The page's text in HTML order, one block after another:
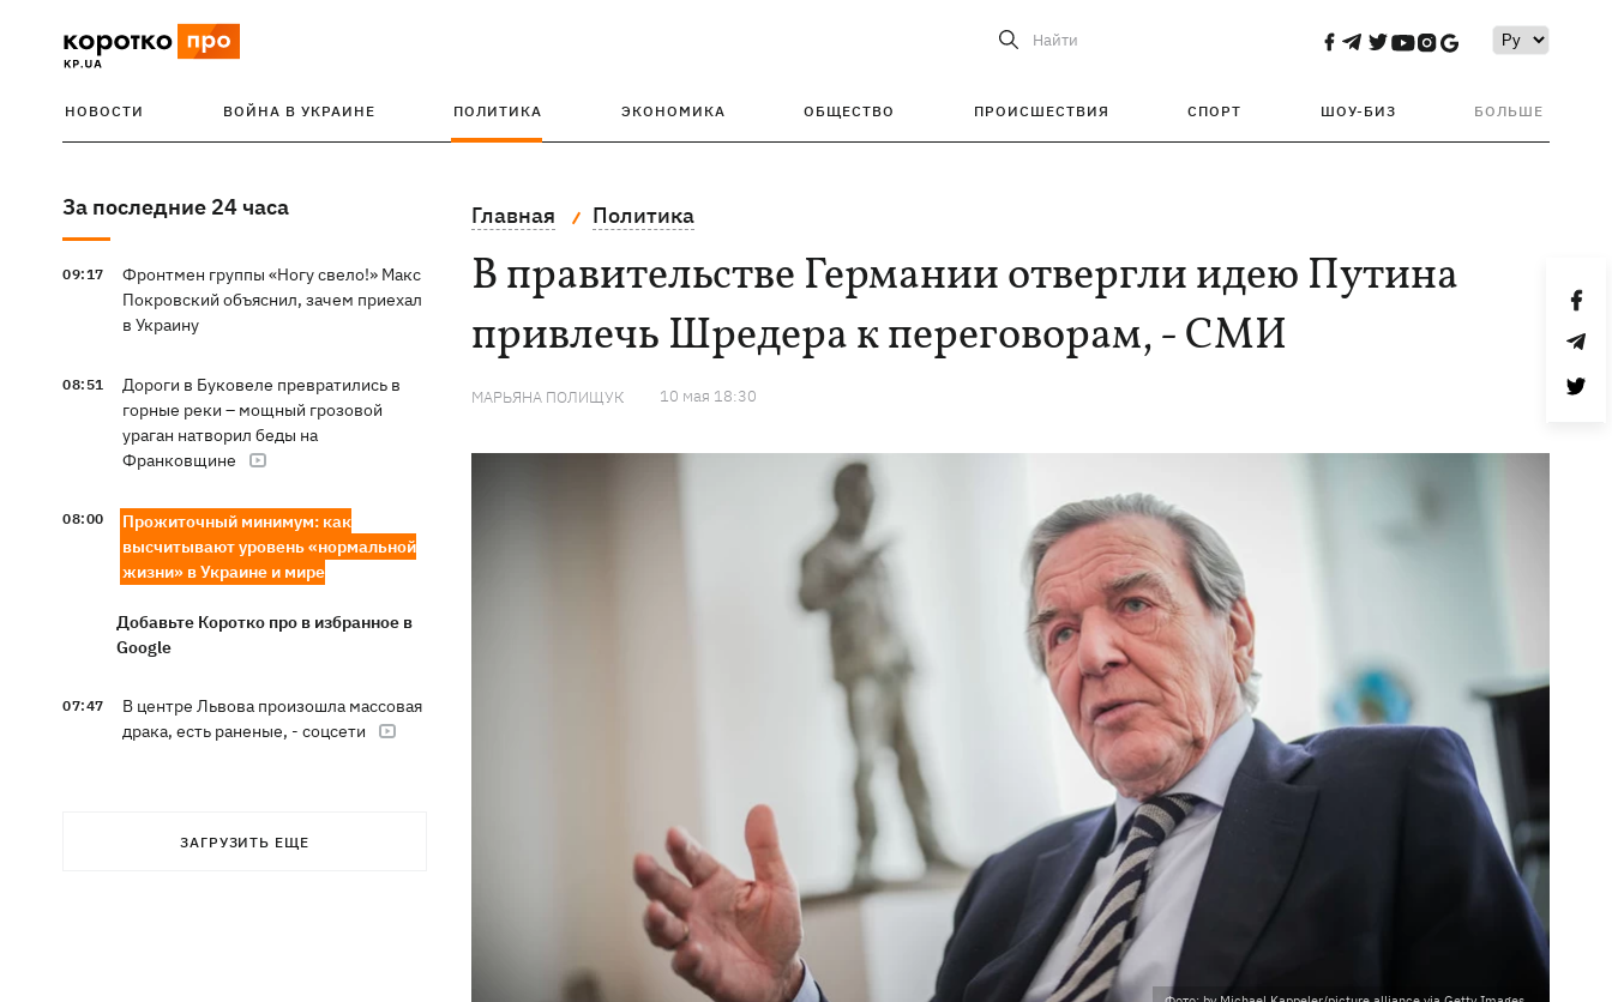
Найти
НОВОСТИ ВОЙНА В УКРАИНЕ ПОЛИТИКА ЭКОНОМИКА ОБЩЕСТВО ПРОИСШЕСТВИЯ СПОРТ ШОУ-БИЗ БОЛЬШЕ
За последние 24 часа
09:17
Фронтмен группы «Ногу свело!» Макс
Покровский объяснил, зачем приехал
в Украину
08:51
Дороги в Буковеле превратились в
горные реки – мощный грозовой
ураган натворил беды на
Франковщине
08:00
Прожиточный минимум: как
высчитывают уровень «нормальной
жизни» в Украине и мире
Добавьте Коротко про в избранное в
Google
07:47
В центре Львова произошла массовая
драка, есть раненые, - соцсети
среди них – ребенок
ЗАГРУЗИТЬ ЕЩЕ
Главная Политика
В правительстве Германии отвергли идею Путина
привлечь Шредера к переговорам, - СМИ
МАРЬЯНА ПОЛИЩУК 10 мая 18:30